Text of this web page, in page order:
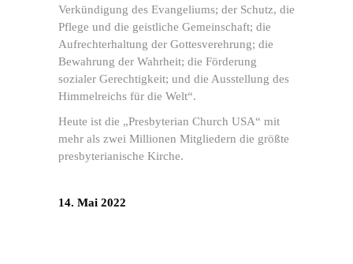
Verkündigung des Evangeliums; der Schutz, die
Pflege und die geistliche Gemeinschaft; die
Aufrechterhaltung der Gottesverehrung; die
Bewahrung der Wahrheit; die Förderung
sozialer Gerechtigkeit; und die Ausstellung des
Himmelreichs für die Welt“.
Heute ist die „Presbyterian Church USA“ mit
mehr als zwei Millionen Mitgliedern die größte
presbyterianische Kirche.
14. Mai 2022